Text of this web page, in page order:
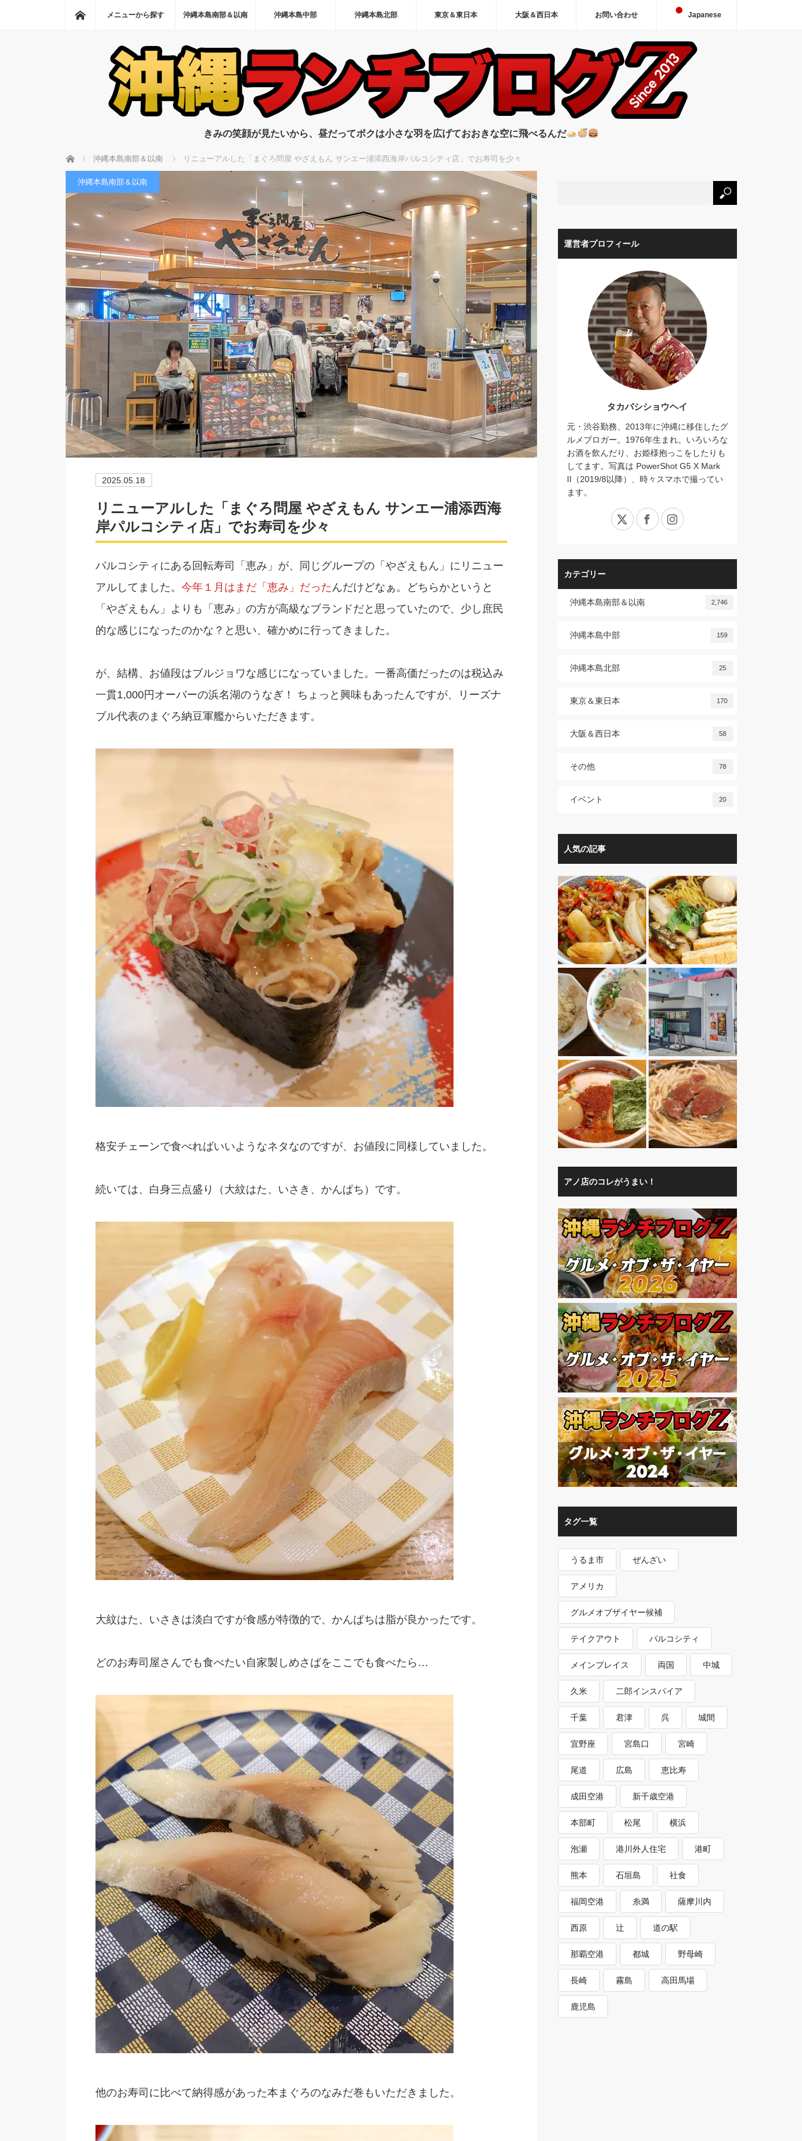
ホーム
メニューから探す 沖縄本島南部＆以南 沖縄本島中部 沖縄本島北部 東京＆東日本 大阪＆西日本 お問い合わせ Japanese
きみの笑顔が見たいから、昼だってボクは小さな羽を広げておおきな空に飛べるんだ
ホーム 沖縄本島南部＆以南 リニューアルした「まぐろ問屋 やざえもん サンエー浦添西海岸パルコシティ店」でお寿司を少々
沖縄本島南部＆以南
2025.05.18
リニューアルした「まぐろ問屋 やざえもん サンエー浦添西海
岸パルコシティ店」でお寿司を少々
パルコシティにある回転寿司「恵み」が、同じグループの「やざえもん」にリニュー
アルしてました。 今年１月はまだ「恵み」だった んだけどなぁ。どちらかというと
「やざえもん」よりも「恵み」の方が高級なブランドだと思っていたので、少し庶民
的な感じになったのかな？と思い、確かめに行ってきました。
が、結構、お値段はブルジョワな感じになっていました。一番高価だったのは税込み
一貫1,000円オーバーの浜名湖のうなぎ！ ちょっと興味もあったんですが、リーズナ
ブル代表のまぐろ納豆軍艦からいただきます。
格安チェーンで食べればいいようなネタなのですが、お値段に同様していました。
続いては、白身三点盛り（大紋はた、いさき、かんぱち）です。
大紋はた、いさきは淡白ですが食感が特徴的で、かんぱちは脂が良かったです。
どのお寿司屋さんでも食べたい自家製しめさばをここでも食べたら…
他のお寿司に比べて納得感があった本まぐろのなみだ巻もいただきました。
運営者プロフィール
タカバシショウヘイ
元・渋谷勤務、2013年に沖縄に移住したグ
ルメブロガー。1976年生まれ。いろいろな
お酒を飲んだり、お姫様抱っこをしたりも
してます。写真は PowerShot G5 X Mark
II（2019/8以降）、時々スマホで撮ってい
ます。
X FacebookInstagram
カテゴリー
沖縄本島南部＆以南 2,746
沖縄本島中部 159
沖縄本島北部 25
東京＆東日本 170
大阪＆西日本 58
その他 78
イベント 20
人気の記事
アノ店のコレがうまい！
タグ一覧
うるま市 ぜんざい
アメリカ
グルメオブザイヤー候補
テイクアウト パルコシティ
メインプレイス 両国 中城
久米 二郎インスパイア
千葉 君津 呉 城間
宜野座 宮島口 宮崎
尾道 広島 恵比寿
成田空港 新千歳空港
本部町 松尾 横浜
泡瀬 港川外人住宅 港町
熊本 石垣島 社食
福岡空港 糸満 薩摩川内
西原 辻 道の駅
那覇空港 都城 野母崎
長崎 霧島 高田馬場
鹿児島